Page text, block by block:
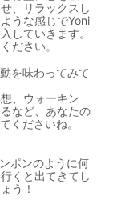
、リラックスし
うな感じでYoni
していきます。
ださい。
を味わってみて
、ウォーキン
など、あなたの
くださいね。
ポンのように何
くと出てきてし
う！